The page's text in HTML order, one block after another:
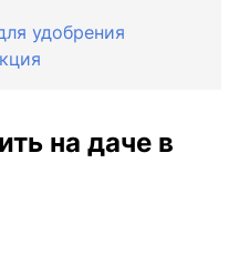
удобрения
на даче в